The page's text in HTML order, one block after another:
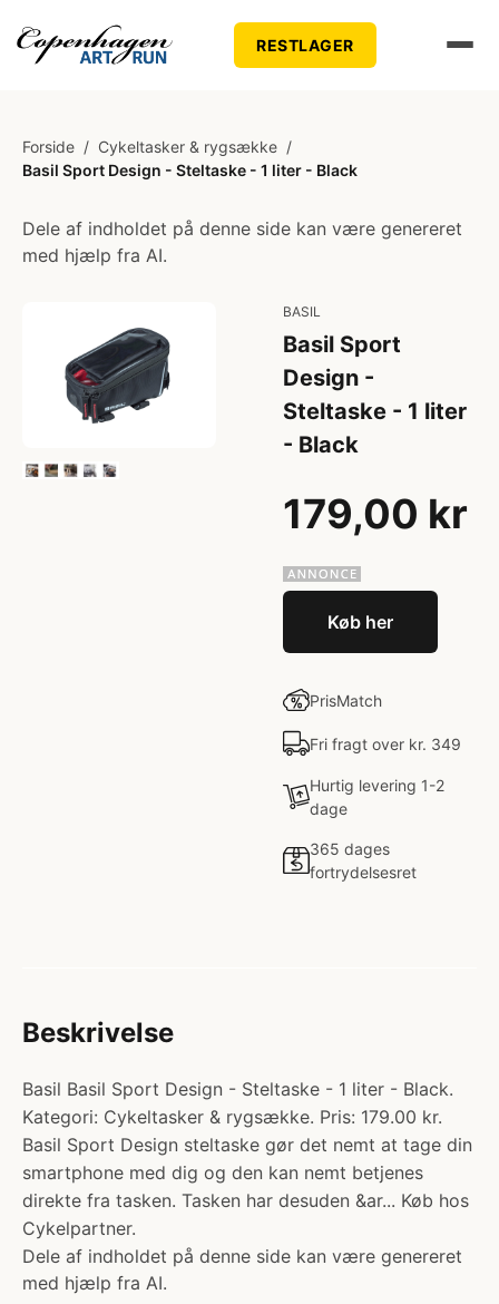
RESTLAGER
Forside / Cykeltasker & rygsække /
Basil Sport Design - Steltaske - 1 liter - Black
Dele af indholdet på denne side kan være genereret
med hjælp fra AI.
BASIL
Basil Sport
Design -
Steltaske - 1 liter
- Black
179,00 kr
Køb her
PrisMatch
Fri fragt over kr. 349
Hurtig levering 1-2
dage
365 dages
fortrydelsesret
Beskrivelse
Basil Basil Sport Design - Steltaske - 1 liter - Black.
Kategori: Cykeltasker & rygsække. Pris: 179.00 kr.
Basil Sport Design steltaske gør det nemt at tage din
smartphone med dig og den kan nemt betjenes
direkte fra tasken. Tasken har desuden &ar... Køb hos
Cykelpartner.
Dele af indholdet på denne side kan være genereret
med hjælp fra AI.